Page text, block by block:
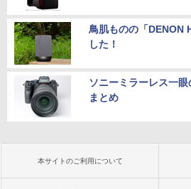
鳥肌ものの「DENON
した！
ソニーミラーレス一
まとめ
本サイトのご利用について